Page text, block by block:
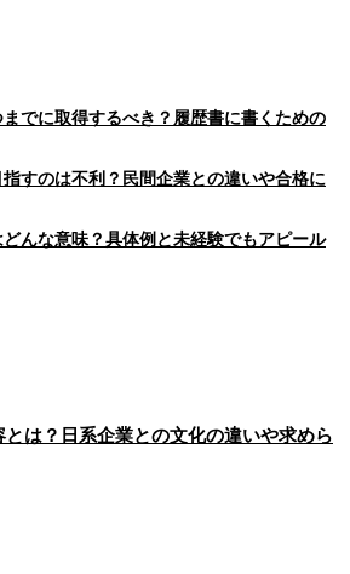
でに取得するべき？履歴書に書くための
すのは不利？民間企業との違いや合格に
んな意味？具体例と未経験でもアピール
は？日系企業との文化の違いや求めら